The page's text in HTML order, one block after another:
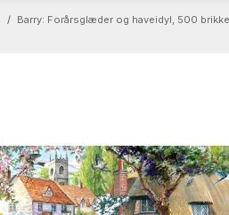
Barry: Forårsglæder og haveidyl, 500